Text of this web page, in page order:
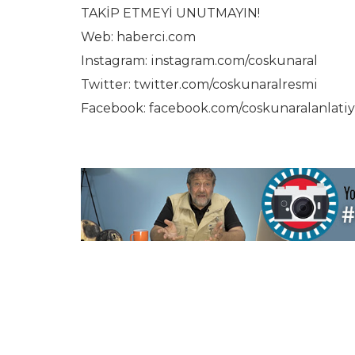
TAKİP ETMEYİ UNUTMAYIN!
Web: haberci.com
Instagram: instagram.com/coskunaral
Twitter: twitter.com/coskunaralresmi
Facebook: facebook.com/